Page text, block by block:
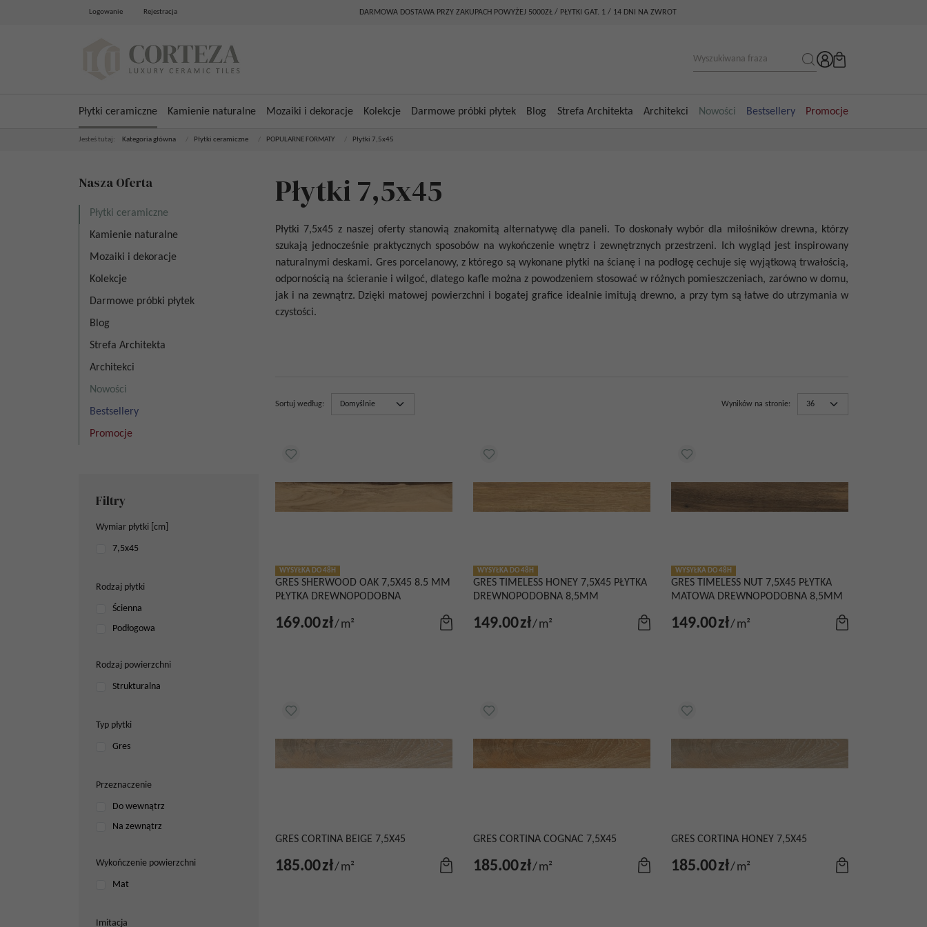
Logowanie Rejestracja DARMOWA DOSTAWA PRZY ZAKUPACH POWYŻEJ 5000ZŁ / PŁYTKI GAT. 1 / 14 DNI NA ZWROT
Płytki ceramiczne Kamienie naturalne Mozaiki i dekoracje Kolekcje Darmowe próbki płytek Blog Strefa Architekta Architekci Nowości Bestsellery Promocje
Jesteś tutaj: Kategoria główna Płytki ceramiczne POPULARNE FORMATY Płytki 7,5x45
Płytki 7,5x45
Płytki 7,5x45 z naszej oferty stanowią znakomitą alternatywę dla paneli. To doskonały wybór dla miłośników drewna, którzy
szukają jednocześnie praktycznych sposobów na wykończenie wnętrz i zewnętrznych przestrzeni. Ich wygląd jest inspirowany
naturalnymi deskami. Gres porcelanowy, z którego są wykonane płytki na ścianę i na podłogę cechuje się wyjątkową trwałością,
odpornością na ścieranie i wilgoć, dlatego kafle można z powodzeniem stosować w różnych pomieszczeniach, zarówno w domu,
jak i na zewnątrz. Dzięki matowej powierzchni i bogatej grafice idealnie imitują drewno, a przy tym są łatwe do utrzymania w
czystości.
Sortuj według: Wyników na stronie:
WYSYŁKA DO 48H
GRES SHERWOOD OAK 7,5X45 8.5 MM
PŁYTKA DREWNOPODOBNA
169.00zł/ m²
WYSYŁKA DO 48H
GRES TIMELESS HONEY 7,5X45 PŁYTKA
DREWNOPODOBNA 8,5MM
149.00zł/ m²
WYSYŁKA DO 48H
GRES TIMELESS NUT 7,5X45 PŁYTKA
MATOWA DREWNOPODOBNA 8,5MM
149.00zł/ m²
GRES CORTINA BEIGE 7,5X45
185.00zł/ m²
GRES CORTINA COGNAC 7,5X45
185.00zł/ m²
GRES CORTINA HONEY 7,5X45
185.00zł/ m²
Nasza Oferta
Płytki ceramiczne
Kamienie naturalne
Mozaiki i dekoracje
Kolekcje
Darmowe próbki płytek
Blog
Strefa Architekta
Architekci
Nowości
Bestsellery
Promocje
Filtry
Wymiar płytki [cm]
7,5x45
Rodzaj płytki
Ścienna
Podłogowa
Rodzaj powierzchni
Strukturalna
Typ płytki
Gres
Przeznaczenie
Do wewnątrz
Na zewnątrz
Wykończenie powierzchni
Mat
Imitacja